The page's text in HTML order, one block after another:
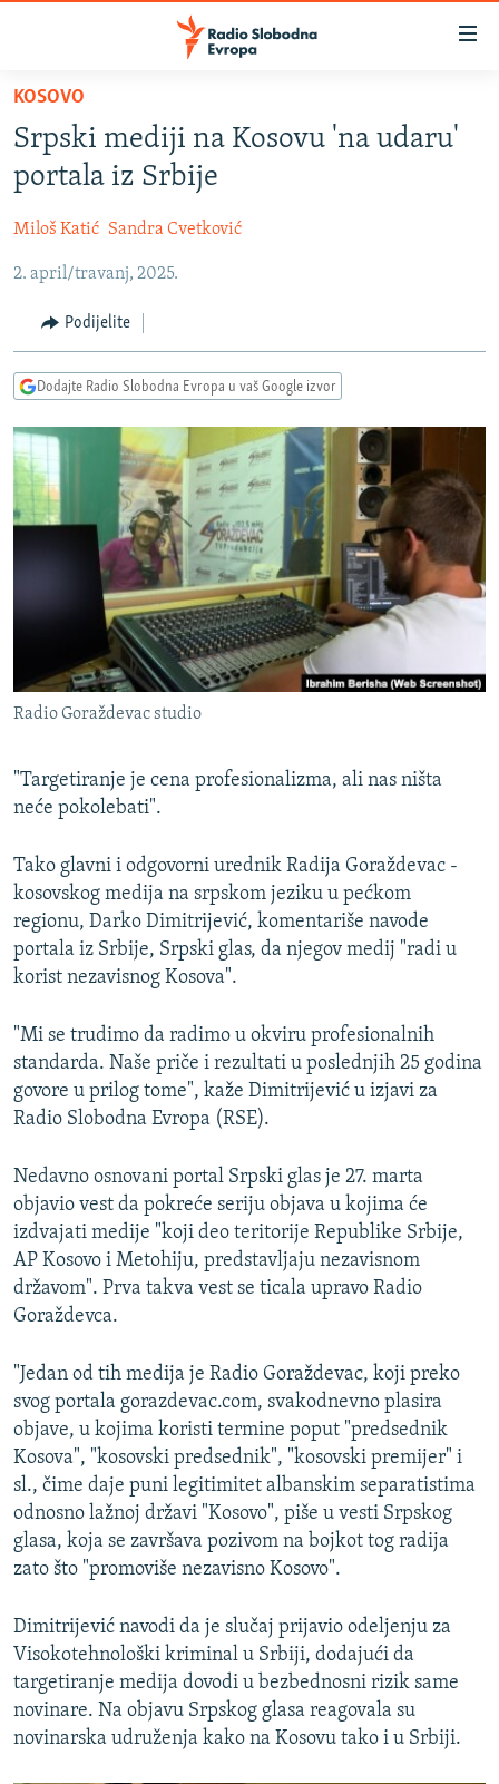
Pređite
glavni
sadržaj
Pređite
na
navigaciju
Pređite
pretragu
VIJESTI
BOSNA I HERCEGOVINA
SRBIJA
KOSOVO
CRNA GORA
VIZUELNO
FOTOGALERIJE
INFOGRAFIKE
PODCASTI
RAT U UKRAJINI
KINA NA BALKANU
RSE PRIČE IZ SVIJETA
ISPRIČAJ MI
DNEVNO@RSE
SPECIJALI RSE
VIŠE OD NASLOVA
GENOCID U SREBRENICI
POPLAVE I KLIZIŠTA U BIH 2024.
POST SCRIPTUM
TRI DECENIJE OD RATA U BIH
SVE KARTE DEJTONA
NASTANAK I RASPAD JUGOSLAVIJE
PRATITE NAS
KOSOVO
Srpski mediji na Kosovu 'na udaru'
portala iz Srbije
Miloš Katić Sandra Cvetković
2. april/travanj, 2025.
Podijelite
Dodajte Radio Slobodna Evropa u vaš Google izvor
Radio Goraždevac studio
"Targetiranje je cena profesionalizma, ali nas ništa
neće pokolebati".
Tako glavni i odgovorni urednik Radija Goraždevac -
kosovskog medija na srpskom jeziku u pećkom
regionu, Darko Dimitrijević, komentariše navode
portala iz Srbije, Srpski glas, da njegov medij "radi u
korist nezavisnog Kosova".
"Mi se trudimo da radimo u okviru profesionalnih
standarda. Naše priče i rezultati u poslednjih 25 godina
govore u prilog tome", kaže Dimitrijević u izjavi za
Radio Slobodna Evropa (RSE).
Nedavno osnovani portal Srpski glas je 27. marta
objavio vest da pokreće seriju objava u kojima će
izdvajati medije "koji deo teritorije Republike Srbije,
AP Kosovo i Metohiju, predstavljaju nezavisnom
državom". Prva takva vest se ticala upravo Radio
Goraždevca.
"Jedan od tih medija je Radio Goraždevac, koji preko
svog portala gorazdevac.com, svakodnevno plasira
objave, u kojima koristi termine poput "predsednik
Kosova", "kosovski predsednik", "kosovski premijer" i
sl., čime daje puni legitimitet albanskim separatistima
odnosno lažnoj državi "Kosovo", piše u vesti Srpskog
glasa, koja se završava pozivom na bojkot tog radija
zato što "promoviše nezavisno Kosovo".
Dimitrijević navodi da je slučaj prijavio odeljenju za
Visokotehnološki kriminal u Srbiji, dodajući da
targetiranje medija dovodi u bezbednosni rizik same
novinare. Na objavu Srpskog glasa reagovala su
novinarska udruženja kako na Kosovu tako i u Srbiji.